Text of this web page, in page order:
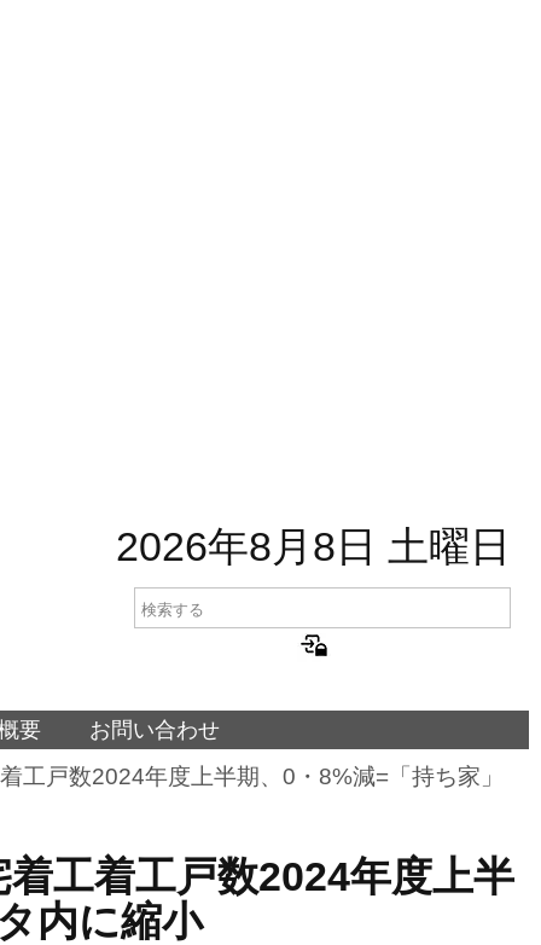
2026年8月8日 土曜日
要 お問い合わせ
工戸数2024年度上半期、0・8%減=「持ち家」
工着工戸数2024年度上半
内に縮小